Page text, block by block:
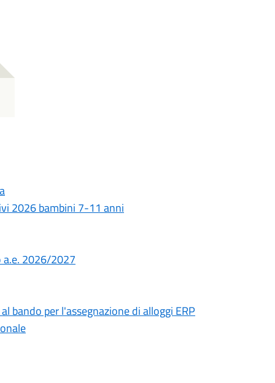
2026 bambini 7-11 anni
a.e. 2026/2027
bando per l'assegnazione di alloggi ERP